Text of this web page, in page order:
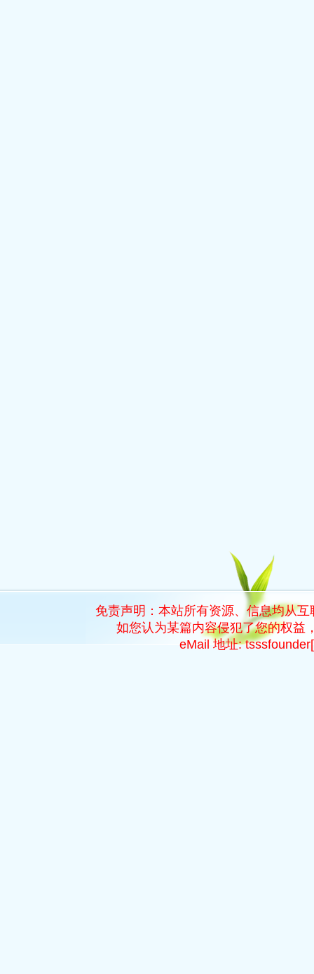
免责声明：本站所有资源、信息均从
如您认为某篇内容侵犯了您的权益
eMail 地址: